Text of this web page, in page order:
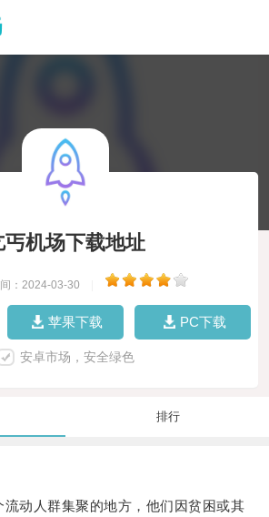
丐机场下载地址
：2024-03-30
苹果下载 PC下载
安卓市场，安全绿色
排行
动人群集聚的地方，他们因贫困或其